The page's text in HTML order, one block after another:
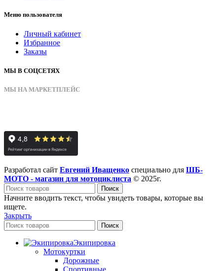
Меню пользователя
Личный кабинет
Избранное
Заказы
МЫ В СОЦСЕТЯХ
МЫ НА МАРКЕТПЛЕЙС
Разработал сайт Евгений Иващенко специально для ШБ-
МОТО - магазин для мотоциклиста © 2025г.
Поиск
Начните вводить текст, чтобы увидеть товары, которые вы
ищете.
Закрыть
Поиск
Экипировка
Мотокуртки
Дорожные